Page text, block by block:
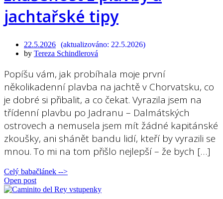
jachtařské tipy
22.5.2026
22.5.2026
by Tereza Schindlerová
Popíšu vám, jak probíhala moje první
několikadenní plavba na jachtě v Chorvatsku, co
je dobré si přibalit, a co čekat. Vyrazila jsem na
třídenní plavbu po Jadranu – Dalmátských
ostrovech a nemusela jsem mít žádné kapitánské
zkoušky, ani shánět bandu lidí, kteří by vyrazili se
mnou. To mi na tom přišlo nejlepší – že bych […]
Celý babačlánek -->
Open post